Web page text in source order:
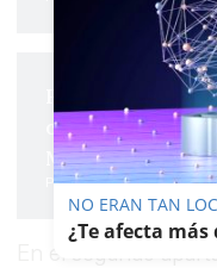
PAU junio 2026
consultar aquí
Matemáticas II
Pablo Fdez. Quintanilla
En el segundo
NO ERAN TAN
¿Te afecta más